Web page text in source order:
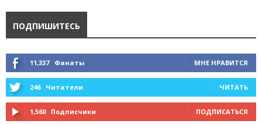
ПОДПИШИТЕСЬ
11,337 Фанаты МНЕ НРАВИТСЯ
246 Читатели ЧИТАТЬ
1,560 Подписчики ПОДПИСАТЬСЯ